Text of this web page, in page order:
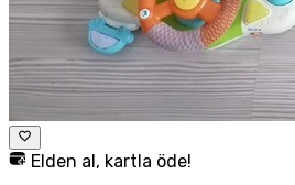
Elden al, kartla öde!